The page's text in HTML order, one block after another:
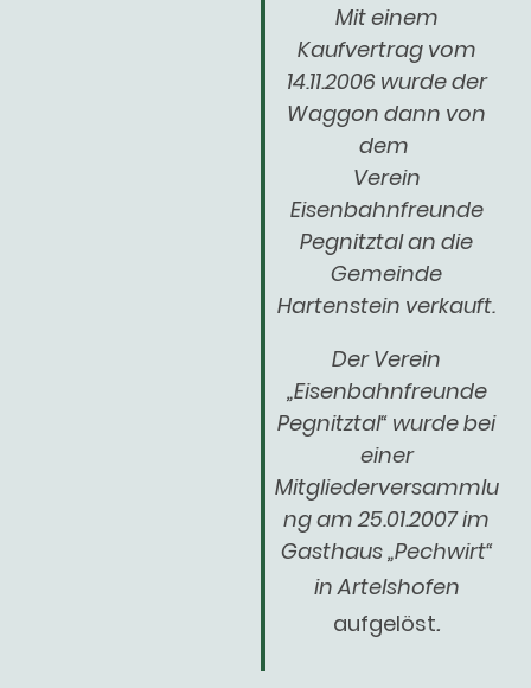
Mit einem
Kaufvertrag vom
14.11.2006 wurde der
Waggon dann von
dem
Verein
Eisenbahnfreunde
Pegnitztal an die
Gemeinde
Hartenstein verkauft.
Der Verein
„Eisenbahnfreunde
Pegnitztal“ wurde bei
einer
Mitgliederversammlu
ng am 25.01.2007 im
Gasthaus „Pechwirt“
in Artelshofen
aufgelöst.